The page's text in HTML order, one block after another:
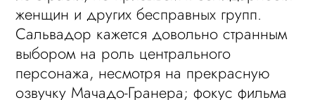
женщин и других бесправных групп.
Сальвадор кажется довольно странным
выбором на роль центрального
персонажа, несмотря на прекрасную
озвучку Мачадо-Гранера; фокус фильма